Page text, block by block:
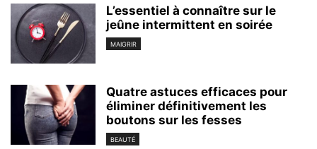
L’essentiel à connaître sur le
jeûne intermittent en soirée
MAIGRIR
Quatre astuces efficaces pour
éliminer définitivement les
boutons sur les fesses
BEAUTÉ